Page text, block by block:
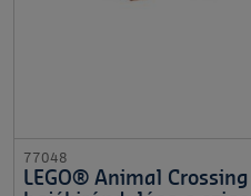
77048
LEGO® Animal Crossing